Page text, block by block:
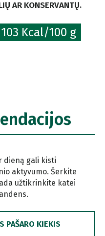
AR KONSERVANTŲ.
103 Kcal/100 g
dieną gali kisti
aktyvumo. Šerkite
užtikrinkite katei
PAŠARO KIEKIS